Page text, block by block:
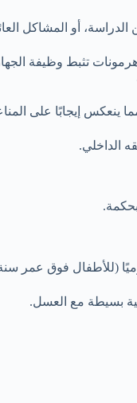
أو المشاكل
هرمونات تثبط وظيفة
ينعكس إيجابًا على
الداخلي.
(للأطفال فوق عمر
بسيطة مع العسل.